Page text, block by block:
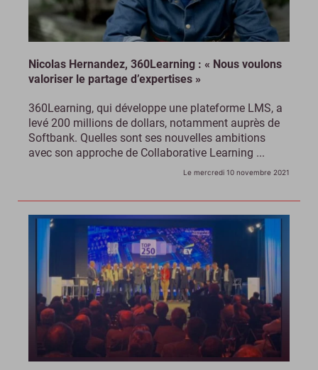
Nicolas Hernandez, 360Learning : « Nous voulons
valoriser le partage d’expertises »
360Learning, qui développe une plateforme LMS, a
levé 200 millions de dollars, notamment auprès de
Softbank. Quelles sont ses nouvelles ambitions
avec son approche de Collaborative Learning ...
Le mercredi 10 novembre 2021